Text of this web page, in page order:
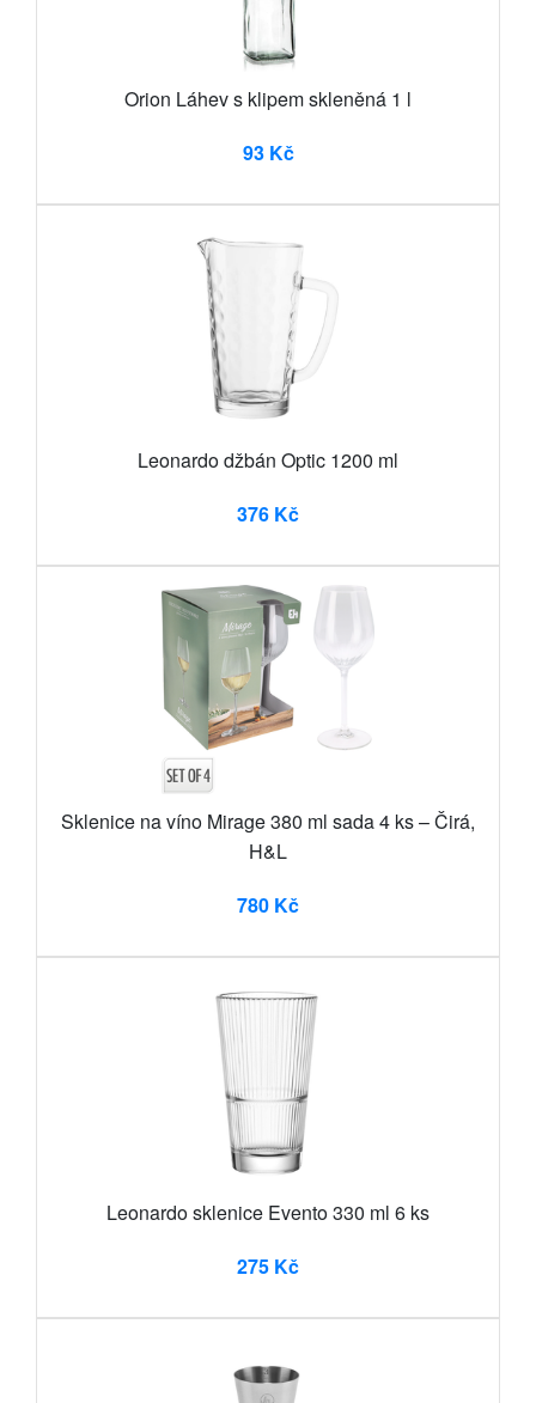
Orion Láhev s klipem skleněná 1 l
93 Kč
Leonardo džbán Optic 1200 ml
376 Kč
Sklenice na víno Mirage 380 ml sada 4 ks – Čirá,
H&L
780 Kč
Leonardo sklenice Evento 330 ml 6 ks
275 Kč